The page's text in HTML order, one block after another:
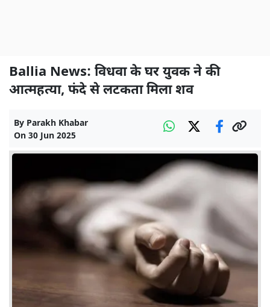
Ballia News: विधवा के घर युवक ने की
आत्महत्या, फंदे से लटकता मिला शव
By Parakh Khabar
On 30 Jun 2025